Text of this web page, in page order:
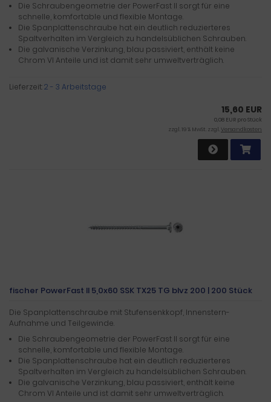
Die Schraubengeometrie der PowerFast II sorgt für eine
schnelle, komfortable und flexible Montage.
Die Spanplattenschraube hat ein deutlich reduzierteres
Spaltverhalten im Vergleich zu handelsüblichen Schrauben.
Die galvanische Verzinkung, blau passiviert, enthält keine
Chrom VI Anteile und ist damit sehr umweltverträglich.
Lieferzeit:2 - 3 Arbeitstage
15,60 EUR
0,08 EUR pro Stück
zzgl. 19 % MwSt. zzgl.Versandkosten
fischer PowerFast II 5,0x60 SSK TX25 TG blvz 200 | 200 Stück
Die Spanplattenschraube mit Stufensenkkopf, Innenstern-
Aufnahme und Teilgewinde.
Die Schraubengeometrie der PowerFast II sorgt für eine
schnelle, komfortable und flexible Montage.
Die Spanplattenschraube hat ein deutlich reduzierteres
Spaltverhalten im Vergleich zu handelsüblichen Schrauben.
Die galvanische Verzinkung, blau passiviert, enthält keine
Chrom VI Anteile und ist damit sehr umweltverträglich.